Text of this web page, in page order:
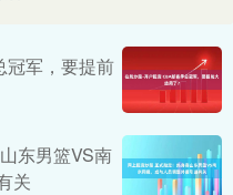
冠军，要提前
东男篮VS南
关